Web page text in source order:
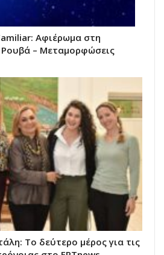
Αφιέρωμα στη
Ρουβά – Μεταμορφώσεις
Το δεύτερο μέρος για τις